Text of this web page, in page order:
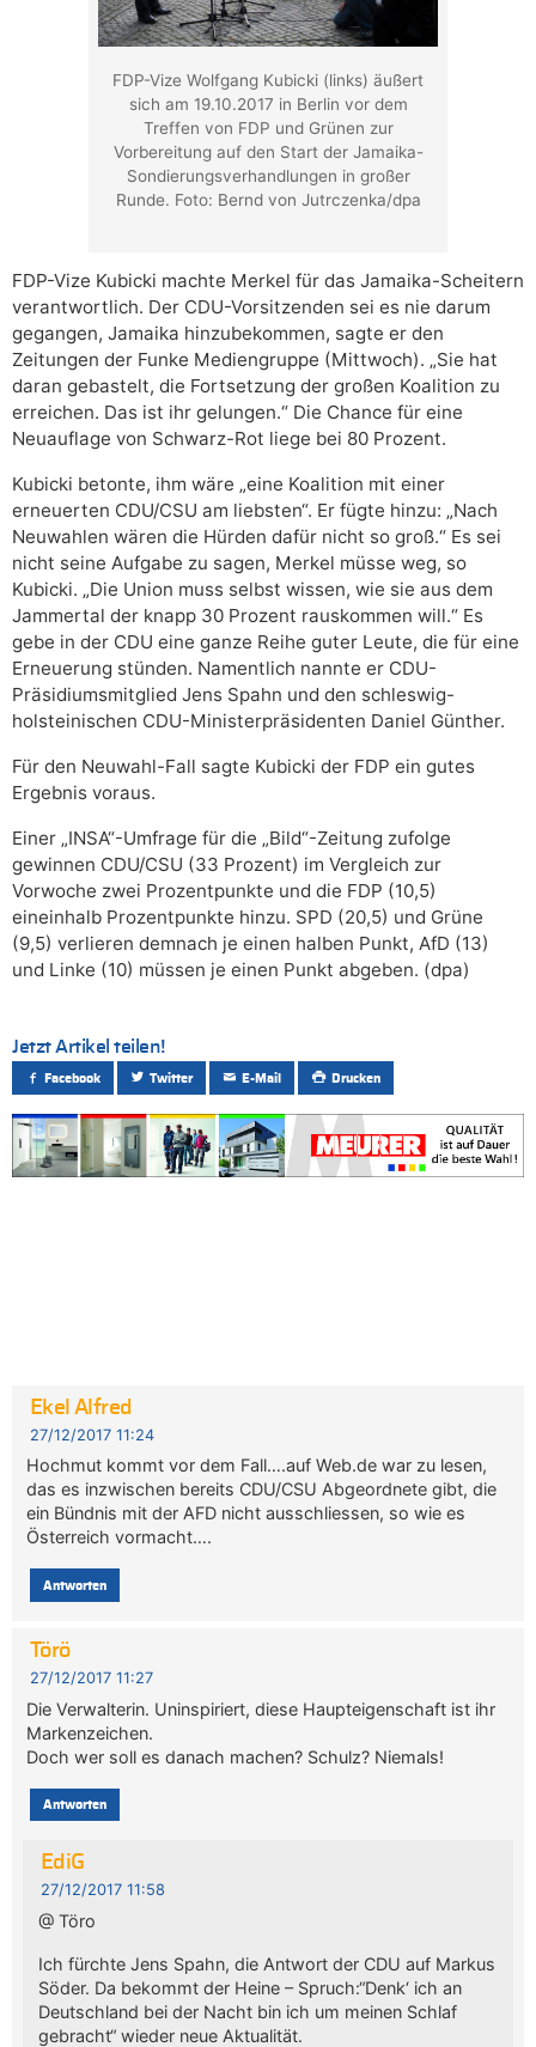
FDP-Vize Wolfgang Kubicki (links) äußert
sich am 19.10.2017 in Berlin vor dem
Treffen von FDP und Grünen zur
Vorbereitung auf den Start der Jamaika-
Sondierungsverhandlungen in großer
Runde. Foto: Bernd von Jutrczenka/dpa
FDP-Vize Kubicki machte Merkel für das Jamaika-Scheitern
verantwortlich. Der CDU-Vorsitzenden sei es nie darum
gegangen, Jamaika hinzubekommen, sagte er den
Zeitungen der Funke Mediengruppe (Mittwoch). „Sie hat
daran gebastelt, die Fortsetzung der großen Koalition zu
erreichen. Das ist ihr gelungen.“ Die Chance für eine
Neuauflage von Schwarz-Rot liege bei 80 Prozent.
Kubicki betonte, ihm wäre „eine Koalition mit einer
erneuerten CDU/CSU am liebsten“. Er fügte hinzu: „Nach
Neuwahlen wären die Hürden dafür nicht so groß.“ Es sei
nicht seine Aufgabe zu sagen, Merkel müsse weg, so
Kubicki. „Die Union muss selbst wissen, wie sie aus dem
Jammertal der knapp 30 Prozent rauskommen will.“ Es
gebe in der CDU eine ganze Reihe guter Leute, die für eine
Erneuerung stünden. Namentlich nannte er CDU-
Präsidiumsmitglied Jens Spahn und den schleswig-
holsteinischen CDU-Ministerpräsidenten Daniel Günther.
Für den Neuwahl-Fall sagte Kubicki der FDP ein gutes
Ergebnis voraus.
Einer „INSA“-Umfrage für die „Bild“-Zeitung zufolge
gewinnen CDU/CSU (33 Prozent) im Vergleich zur
Vorwoche zwei Prozentpunkte und die FDP (10,5)
eineinhalb Prozentpunkte hinzu. SPD (20,5) und Grüne
(9,5) verlieren demnach je einen halben Punkt, AfD (13)
und Linke (10) müssen je einen Punkt abgeben. (dpa)
Jetzt Artikel teilen!
Facebook Twitter E-Mail Drucken
Ekel Alfred
27/12/2017 11:24
Hochmut kommt vor dem Fall….auf Web.de war zu lesen,
das es inzwischen bereits CDU/CSU Abgeordnete gibt, die
ein Bündnis mit der AFD nicht ausschliessen, so wie es
Österreich vormacht….
Antworten
Törö
27/12/2017 11:27
Die Verwalterin. Uninspiriert, diese Haupteigenschaft ist ihr
Markenzeichen.
Doch wer soll es danach machen? Schulz? Niemals!
Antworten
EdiG
27/12/2017 11:58
@ Töro
Ich fürchte Jens Spahn, die Antwort der CDU auf Markus
Söder. Da bekommt der Heine – Spruch:“Denk‘ ich an
Deutschland bei der Nacht bin ich um meinen Schlaf
gebracht“ wieder neue Aktualität.